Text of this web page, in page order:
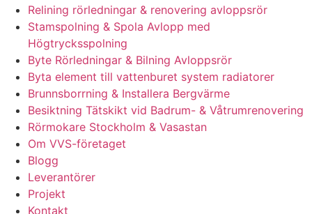
Relining rörledningar & renovering avloppsrör
Stamspolning & Spola Avlopp med
Högtrycksspolning
Byte Rörledningar & Bilning Avloppsrör
Byta element till vattenburet system radiatorer
Brunnsborrning & Installera Bergvärme
Besiktning Tätskikt vid Badrum- & Våtrumrenovering
Rörmokare Stockholm & Vasastan
Om VVS-företaget
Blogg
Leverantörer
Projekt
Kontakt